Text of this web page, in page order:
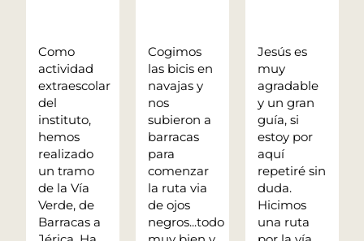
Como
actividad
extraescolar
del
instituto,
hemos
realizado
un tramo
de la Vía
Verde, de
Barracas a
Cogimos
las bicis en
navajas y
nos
subieron a
barracas
para
comenzar
la ruta via
de ojos
negros...todo
Jesús es
muy
agradable
y un gran
guía, si
estoy por
aquí
repetiré sin
duda.
Hicimos
una ruta